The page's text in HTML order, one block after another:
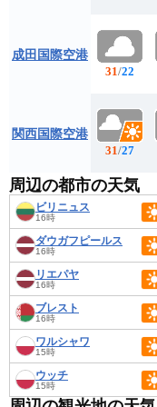
成田国際空港
関西国際空港
31/22
31/27
周辺の都市の天気
ビリニュス
16時
ダウガフピールス
16時
リエパヤ
16時
ブレスト
16時
ワルシャワ
15時
ウッチ
15時